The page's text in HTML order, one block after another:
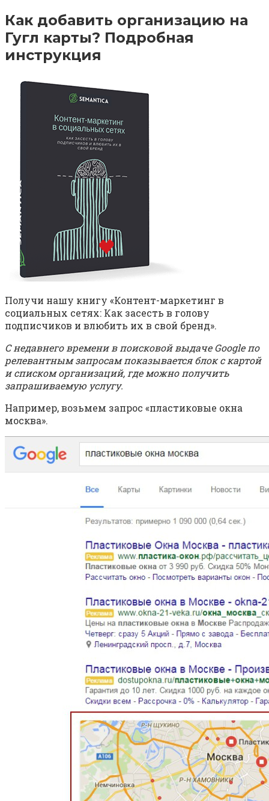
Как добавить организацию на
Гугл карты? Подробная
инструкция
Получи нашу книгу «Контент-маркетинг в
социальных сетях: Как засесть в голову
подписчиков и влюбить их в свой бренд».
С недавнего времени в поисковой выдаче Google по
релевантным запросам показывается блок с картой
и списком организаций, где можно получить
запрашиваемую услугу.
Например, возьмем запрос «пластиковые окна
москва».